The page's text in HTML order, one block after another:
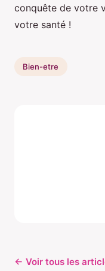
conquête de votre
votre santé !
Bien-etre
← Voir tous les